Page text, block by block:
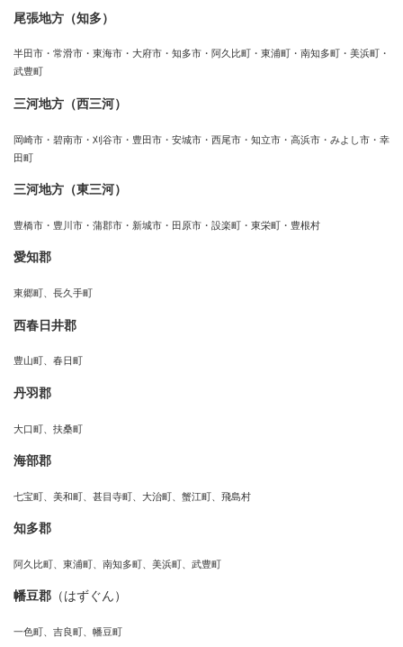
尾張地方（知多）
半田市・常滑市・東海市・大府市・知多市・阿久比町・東浦町・南知多町・美浜町・
武豊町
三河地方（西三河）
岡崎市・碧南市・刈谷市・豊田市・安城市・西尾市・知立市・高浜市・みよし市・幸
田町
三河地方（東三河）
豊橋市・豊川市・蒲郡市・新城市・田原市・設楽町・東栄町・豊根村
愛知郡
東郷町、長久手町
西春日井郡
豊山町、春日町
丹羽郡
大口町、扶桑町
海部郡
七宝町、美和町、甚目寺町、大治町、蟹江町、飛島村
知多郡
阿久比町、東浦町、南知多町、美浜町、武豊町
幡豆郡 （はずぐん）
一色町、吉良町、幡豆町